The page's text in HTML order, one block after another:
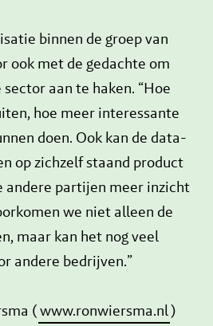
binnen de groep van
ook met de gedachte om
aan te haken. “Hoe
hoe meer interessante
doen. Ook kan de data-
op zichzelf staand product
andere partijen meer inzicht
we niet alleen de
maar kan het nog veel
andere bedrijven.”
(www.ronwiersma.nl)